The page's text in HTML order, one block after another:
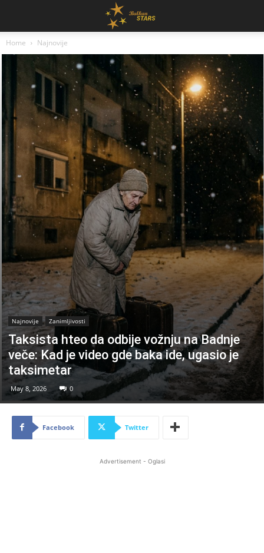
Home Najnovije
Najnovije Zanimljivosti
Taksista hteo da odbije vožnju na Badnje
veče: Kad je video gde baka ide, ugasio je
taksimetar
May 8, 2026 0
Facebook Twitter
Advertisement - Oglasi